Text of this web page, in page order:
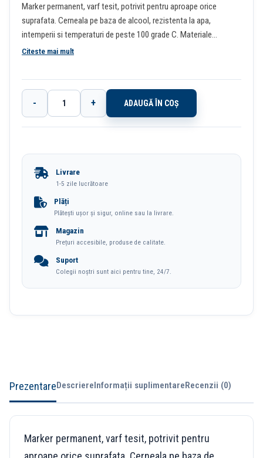
Marker permanent, varf tesit, potrivit pentru aproape orice
suprafata. Cerneala pe baza de alcool, rezistenta la apa,
intemperii si temperaturi de peste 100 grade C. Materiale
reciclate.
Citeste mai mult
Cantitate
Marker
Varf
Tesit
Centropen
- + ADAUGĂ ÎN COȘ
Livrare
1-5 zile lucrătoare
Plăți
Plătești ușor și sigur, online sau la livrare.
Magazin
Prețuri accesibile, produse de calitate.
Suport
Colegii noștri sunt aici pentru tine, 24/7.
PrezentareDescriereInformații suplimentareRecenzii (0)
Marker permanent, varf tesit, potrivit pentru